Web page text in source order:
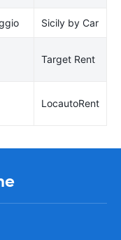
Sicily by Car
Target Rent
LocautoRent